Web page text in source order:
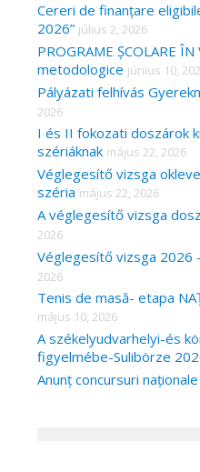
Cereri de finanțare
2026” július 2, 2026
PROGRAME ȘCOLARE
metodologice június 10,
Pályázati felhívás
2026
I és II fokozati doszárok
szériáknak május 22, 2026
Véglegesítő vizsga
széria május 22, 2026
A véglegesítő vizsga
2026
Véglegesítő vizsga 2026
2026
Tenis de masă- etapa
május 10, 2026
A székelyudvarhelyi-és
figyelmébe-Sulibörze
Anunț concursuri naționale